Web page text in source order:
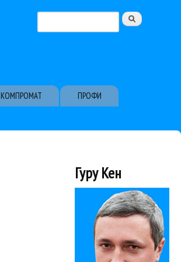
Форма поиска
КОМПРОМАТ
ПРОФИ
Гуру Кен